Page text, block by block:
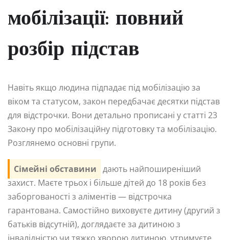
мобілізації: повний
розбір підстав
Навіть якщо людина підпадає під мобілізацію за
віком та статусом, закон передбачає десятки підстав
для відстрочки. Вони детально прописані у статті 23
Закону про мобілізаційну підготовку та мобілізацію.
Розглянемо основні групи.
Сімейні обставини дають найпоширеніший
захист. Маєте трьох і більше дітей до 18 років без
заборгованості з аліментів — відстрочка
гарантована. Самостійно виховуєте дитину (другий з
батьків відсутній), доглядаєте за дитиною з